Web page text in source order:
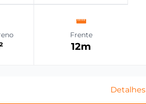
Frente
12m
Detalhes